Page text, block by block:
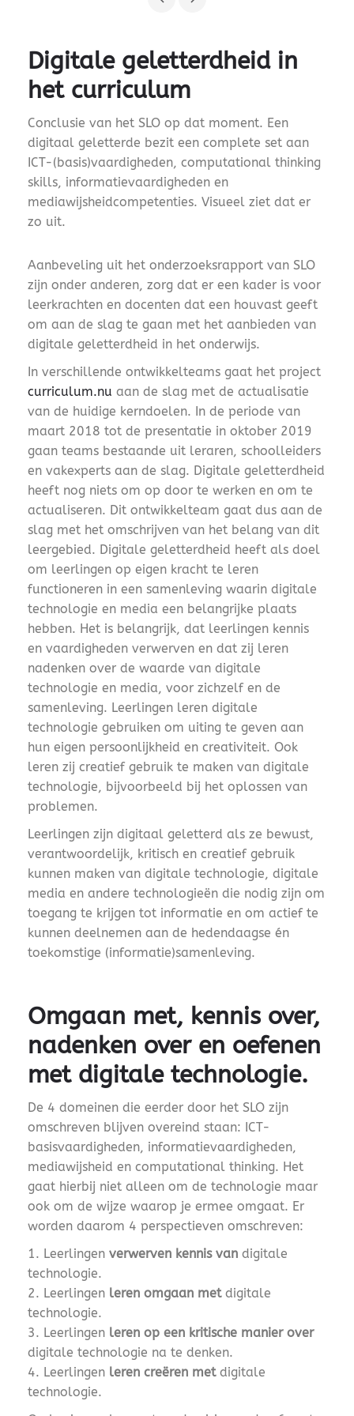
Digitale geletterdheid in
het curriculum
Conclusie van het SLO op dat moment. Een
digitaal geletterde bezit een complete set aan
ICT-(basis)vaardigheden, computational thinking
skills, informatievaardigheden en
mediawijsheidcompetenties. Visueel ziet dat er
zo uit.
Aanbeveling uit het onderzoeksrapport van SLO
zijn onder anderen, zorg dat er een kader is voor
leerkrachten en docenten dat een houvast geeft
om aan de slag te gaan met het aanbieden van
digitale geletterdheid in het onderwijs.
In verschillende ontwikkelteams gaat het project
curriculum.nu aan de slag met de actualisatie
van de huidige kerndoelen. In de periode van
maart 2018 tot de presentatie in oktober 2019
gaan teams bestaande uit leraren, schoolleiders
en vakexperts aan de slag. Digitale geletterdheid
heeft nog niets om op door te werken en om te
actualiseren. Dit ontwikkelteam gaat dus aan de
slag met het omschrijven van het belang van dit
leergebied. Digitale geletterdheid heeft als doel
om leerlingen op eigen kracht te leren
functioneren in een samenleving waarin digitale
technologie en media een belangrijke plaats
hebben. Het is belangrijk, dat leerlingen kennis
en vaardigheden verwerven en dat zij leren
nadenken over de waarde van digitale
technologie en media, voor zichzelf en de
samenleving. Leerlingen leren digitale
technologie gebruiken om uiting te geven aan
hun eigen persoonlijkheid en creativiteit. Ook
leren zij creatief gebruik te maken van digitale
technologie, bijvoorbeeld bij het oplossen van
problemen.
Leerlingen zijn digitaal geletterd als ze bewust,
verantwoordelijk, kritisch en creatief gebruik
kunnen maken van digitale technologie, digitale
media en andere technologieën die nodig zijn om
toegang te krijgen tot informatie en om actief te
kunnen deelnemen aan de hedendaagse én
toekomstige (informatie)samenleving.
Omgaan met, kennis over,
nadenken over en oefenen
met digitale technologie.
De 4 domeinen die eerder door het SLO zijn
omschreven blijven overeind staan: ICT-
basisvaardigheden, informatievaardigheden,
mediawijsheid en computational thinking. Het
gaat hierbij niet alleen om de technologie maar
ook om de wijze waarop je ermee omgaat. Er
worden daarom 4 perspectieven omschreven:
Leerlingen verwerven kennis van digitale
technologie.
Leerlingen leren omgaan metdigitale
technologie.
Leerlingen leren op een kritische manier over
digitale technologie na te denken.
Leerlingen leren creëren metdigitale
technologie.